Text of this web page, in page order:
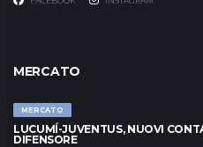
MERCATO
MERCATO
LUCUMÍ-JUVENTUS, NUOVI
DIFENSORE